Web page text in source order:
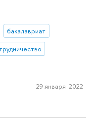
бакалавриат
29 января 2022